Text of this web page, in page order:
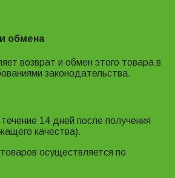
обмена
возврат и обмен этого товара в
законодательства.
14 дней после получения
качества).
осуществляется по